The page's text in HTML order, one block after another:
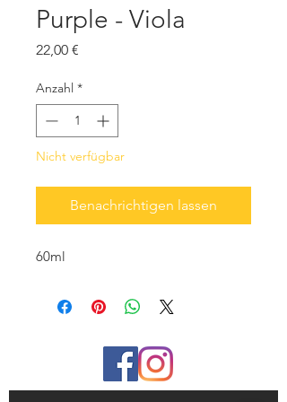
Purple - Viola
22,00 €
Anzahl *
Nicht verfügbar
Benachrichtigen lassen
60ml